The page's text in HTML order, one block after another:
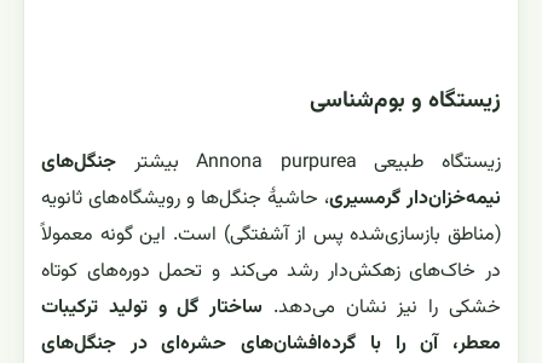
زیستگاه و بوم‌شناسی
زیستگاه طبیعی Annona purpurea بیشتر
جنگل‌های
نیمه‌خزان‌دار گرمسیری، حاشیهٔ جنگل‌ها و رویشگاه‌های ثانویه
(مناطق بازسازی‌شده پس از آشفتگی) است. این گونه معمولاً
در خاک‌های زهکش‌دار رشد می‌کند و تحمل دوره‌های کوتاه
خشکی را نیز نشان می‌دهد. ساختار گل و تولید ترکیبات
معطر، آن را با گرده‌افشان‌های حشره‌ای در جنگل‌های